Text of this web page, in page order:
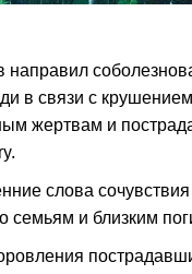
связи с крушением
жертвам и
слова
семьям и близким